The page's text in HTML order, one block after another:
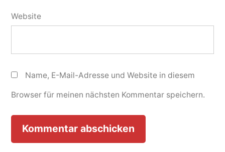
Website
Name, E-Mail-Adresse und Website in diesem
Browser für meinen nächsten Kommentar speichern.